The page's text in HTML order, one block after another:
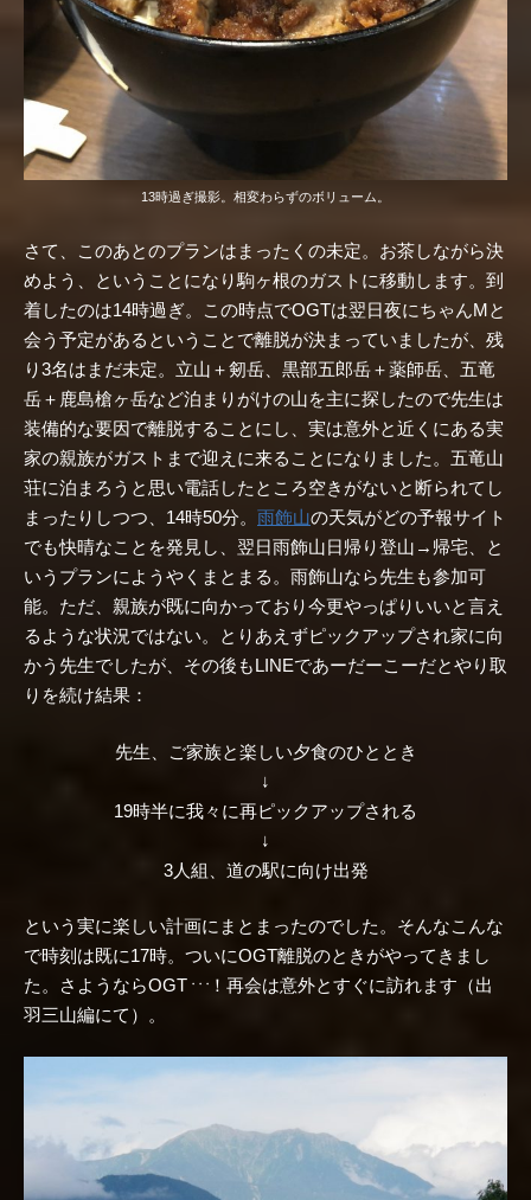
13時過ぎ撮影。相変わらずのボリューム。
さて、このあとのプランはまったくの未定。お茶しながら決
めよう、ということになり駒ヶ根のガストに移動します。到
着したのは14時過ぎ。この時点でOGTは翌日夜にちゃんMと
会う予定があるということで離脱が決まっていましたが、残
り3名はまだ未定。立山＋剱岳、黒部五郎岳＋薬師岳、五竜
岳＋鹿島槍ヶ岳など泊まりがけの山を主に探したので先生は
装備的な要因で離脱することにし、実は意外と近くにある実
家の親族がガストまで迎えに来ることになりました。五竜山
荘に泊まろうと思い電話したところ空きがないと断られてし
まったりしつつ、14時50分。 雨飾山の天気がどの予報サイト
でも快晴なことを発見し、翌日雨飾山日帰り登山→帰宅、と
いうプランにようやくまとまる。雨飾山なら先生も参加可
能。ただ、親族が既に向かっており今更やっぱりいいと言え
るような状況ではない。とりあえずピックアップされ家に向
かう先生でしたが、その後もLINEであーだーこーだとやり取
りを続け結果：
先生、ご家族と楽しい夕食のひととき
↓
19時半に我々に再ピックアップされる
↓
3人組、道の駅に向け出発
という実に楽しい計画にまとまったのでした。そんなこんな
で時刻は既に17時。ついにOGT離脱のときがやってきまし
た。さようならOGT ・・・ ！再会は意外とすぐに訪れます（出
羽三山編にて）。